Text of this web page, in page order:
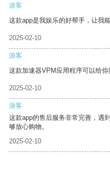
游客
这款app是我娱乐的好帮手，让我
2025-02-10
游客
这款加速器VPM应用程序可以给你
2025-02-10
游客
这款app的售后服务非常完善，遇
够放心购物。
2025-02-10